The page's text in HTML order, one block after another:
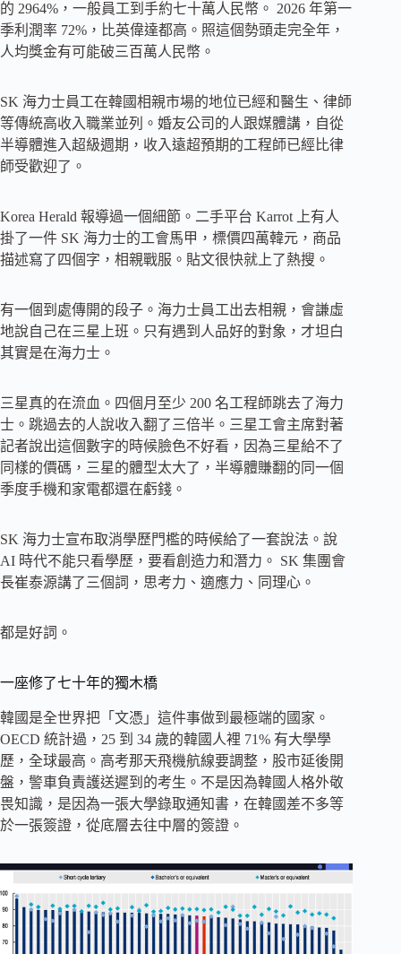
的 2964%，一般員工到手約七十萬人民幣。 2026 年第一
季利潤率 72%，比英偉達都高。照這個勢頭走完全年，
人均獎金有可能破三百萬人民幣。
SK 海力士員工在韓國相親市場的地位已經和醫生、律師
等傳統高收入職業並列。婚友公司的人跟媒體講，自從
半導體進入超級週期，收入遠超預期的工程師已經比律
師受歡迎了。
Korea Herald 報導過一個細節。二手平台 Karrot 上有人
掛了一件 SK 海力士的工會馬甲，標價四萬韓元，商品
描述寫了四個字，相親戰服。貼文很快就上了熱搜。
有一個到處傳開的段子。海力士員工出去相親，會謙虛
地說自己在三星上班。只有遇到人品好的對象，才坦白
其實是在海力士。
三星真的在流血。四個月至少 200 名工程師跳去了海力
士。跳過去的人說收入翻了三倍半。三星工會主席對著
記者說出這個數字的時候臉色不好看，因為三星給不了
同樣的價碼，三星的體型太大了，半導體賺翻的同一個
季度手機和家電都還在虧錢。
SK 海力士宣布取消學歷門檻的時候給了一套說法。說
AI 時代不能只看學歷，要看創造力和潛力。 SK 集團會
長崔泰源講了三個詞，思考力、適應力、同理心。
都是好詞。
一座修了七十年的獨木橋
韓國是全世界把「文憑」這件事做到最極端的國家。
OECD 統計過，25 到 34 歲的韓國人裡 71% 有大學學
歷，全球最高。高考那天飛機航線要調整，股市延後開
盤，警車負責護送遲到的考生。不是因為韓國人格外敬
畏知識，是因為一張大學錄取通知書，在韓國差不多等
於一張簽證，從底層去往中層的簽證。